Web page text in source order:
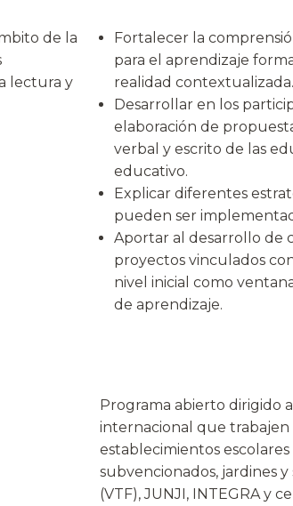
de la
lectura y
Fortalecer la
para el aprendizaje
realidad contextualizada.
Desarrollar en los
elaboración de
verbal y escrito de las
educativo.
Explicar diferentes
pueden ser
Aportar al desarrollo de
proyectos vinculados
nivel inicial como
de aprendizaje.
Programa abierto dirigido
internacional que trabajen
establecimientos
subvencionados, jardines
(VTF), JUNJI, INTEGRA y